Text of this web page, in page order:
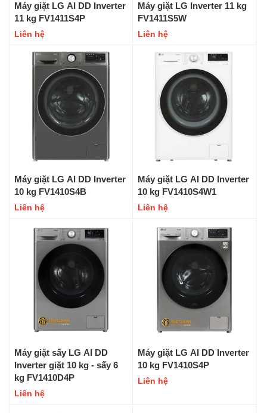
Máy giặt LG AI DD Inverter
11 kg FV1411S4P
Liên hệ
Máy giặt LG Inverter 11 kg
FV1411S5W
Liên hệ
Máy giặt LG AI DD Inverter
10 kg FV1410S4B
Liên hệ
Máy giặt LG AI DD Inverter
10 kg FV1410S4W1
Liên hệ
Máy giặt sấy LG AI DD
Inverter giặt 10 kg - sấy 6
kg FV1410D4P
Liên hệ
Máy giặt LG AI DD Inverter
10 kg FV1410S4P
Liên hệ